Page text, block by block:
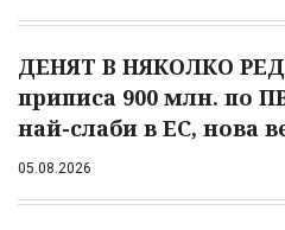
ДЕНЯТ В НЯКОЛКО
приписа 900 млн. по
най-слаби в ЕС, нова
05.08.2026